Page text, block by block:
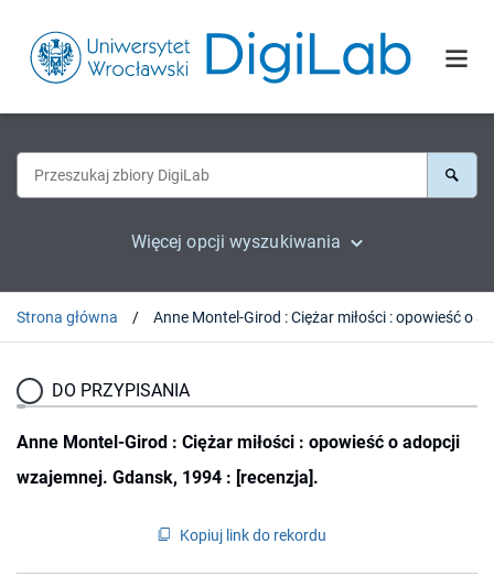
Więcej opcji wyszukiwania
Strona główna
DO PRZYPISANIA
Anne Montel-Girod : Ciężar miłości : opowieść o adopcji
wzajemnej. Gdansk, 1994 : [recenzja].
Kopiuj link do rekordu